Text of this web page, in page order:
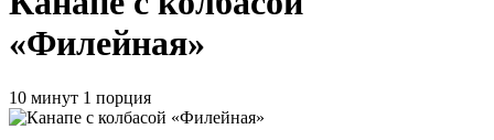
«Филейная»
10 минут 1 порция